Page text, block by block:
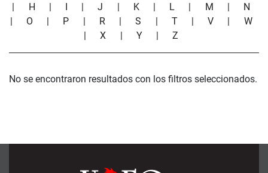
| H | I |J | K | L | M | N
| O | P | R |S | T |V | W
|X | Y |Z
No se encontraron resultados con los filtros seleccionados.